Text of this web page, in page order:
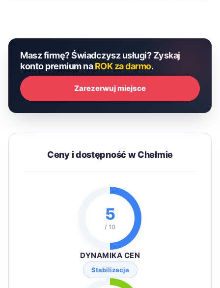
Masz firmę? Świadczysz usługi? Zyskaj
konto premium naROK za darmo.
Zarezerwuj miejsce
Ceny i dostępność w Chełmie
5
/ 10
DYNAMIKA CEN
Stabilizacja